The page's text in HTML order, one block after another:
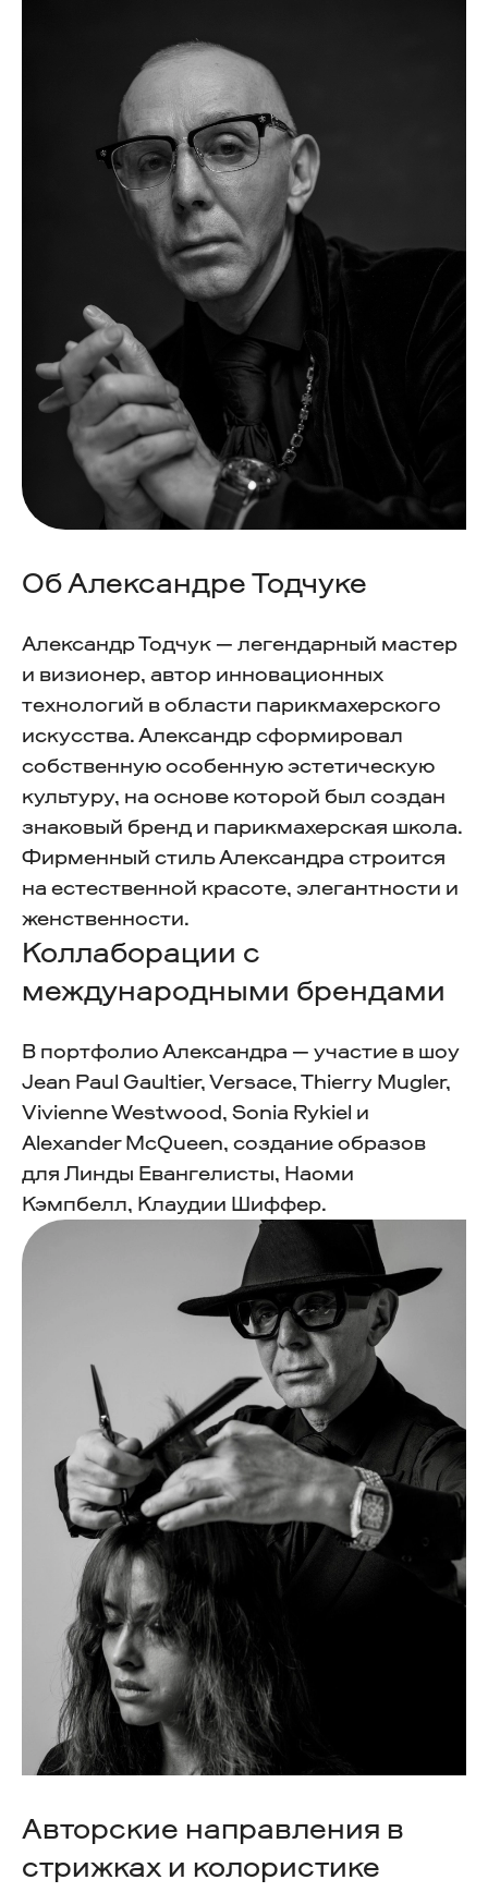
Об Александре Тодчуке
Александр Тодчук — легендарный мастер
и визионер, автор инновационных
технологий в области парикмахерского
искусства. Александр сформировал
собственную особенную эстетическую
культуру, на основе которой был создан
знаковый бренд и парикмахерская школа.
Фирменный стиль Александра строится
на естественной красоте, элегантности и
женственности.
Коллаборации с
международными брендами
В портфолио Александра — участие в шоу
Jean Paul Gaultier, Versace, Thierry Mugler,
Vivienne Westwood, Sonia Rykiel и
Alexander McQueen, создание образов
для Линды Евангелисты, Наоми
Кэмпбелл, Клаудии Шиффер.
Авторские направления в
стрижках и колористике